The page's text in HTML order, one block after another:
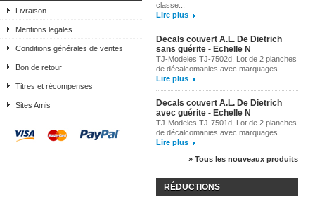
Livraison
Mentions legales
Conditions générales de ventes
Bon de retour
Titres et récompenses
Sites Amis
classe...
Lire plus
Decals couvert A.L. De Dietrich
sans guérite - Echelle N
TJ-Modeles TJ-7502d, Lot de 2 planches
de décalcomanies avec marquages...
Lire plus
Decals couvert A.L. De Dietrich
avec guérite - Echelle N
TJ-Modeles TJ-7501d, Lot de 2 planches
de décalcomanies avec marquages...
Lire plus
» Tous les nouveaux produits
RÉDUCTIONS